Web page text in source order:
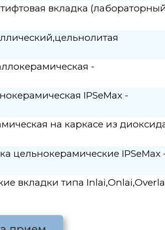
-
IPSeMax -
на каркасе из диоксида
IPSeMax -
типа Inlai,Onlai,Overlai Cad/